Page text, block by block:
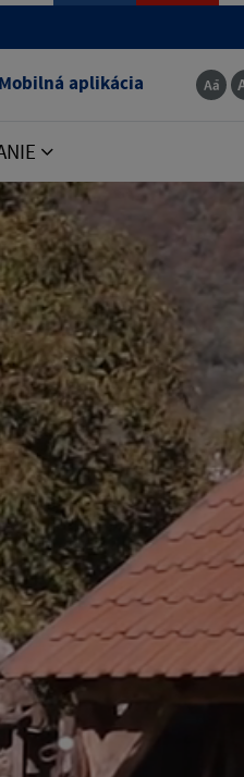
Mobilná aplikácia